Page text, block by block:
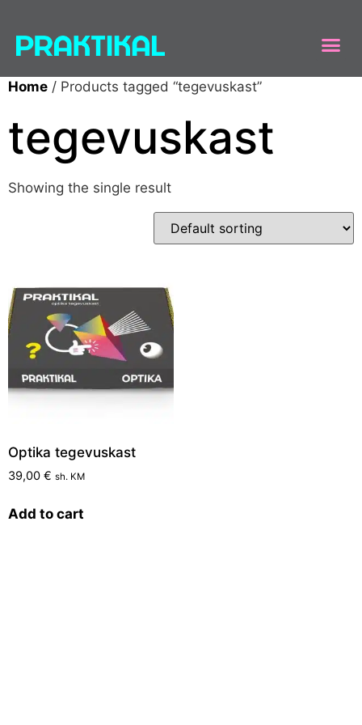
Home / Products tagged “tegevuskast”
tegevuskast
Showing the single result
Optika tegevuskast
39,00 € sh. KM
Add to cart